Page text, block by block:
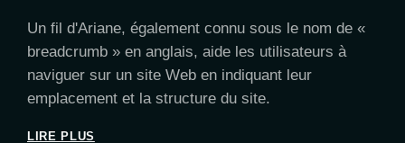
Un fil d'Ariane, également connu sous le nom de «
breadcrumb » en anglais, aide les utilisateurs à
naviguer sur un site Web en indiquant leur
emplacement et la structure du site.
LIRE PLUS